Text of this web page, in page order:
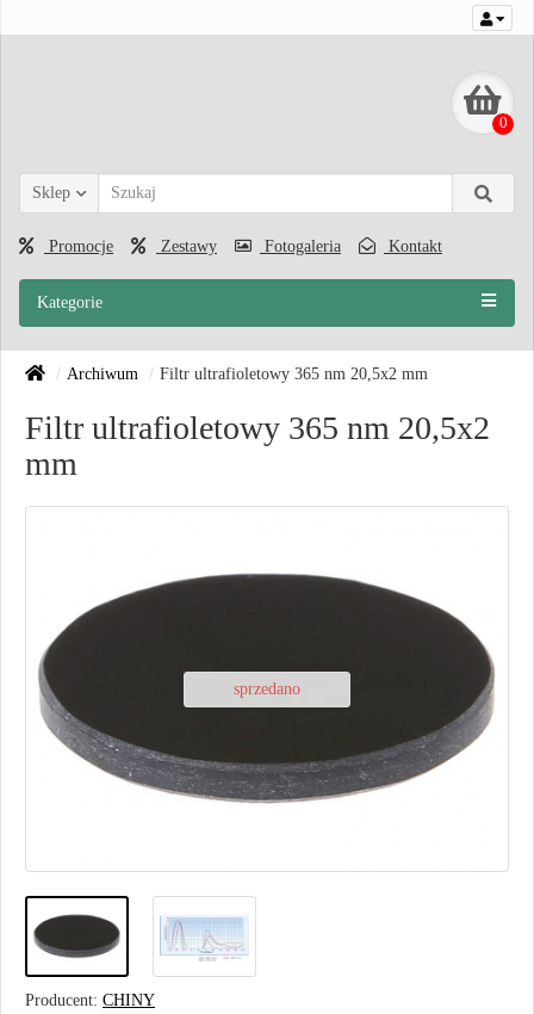
0
Sklep
Promocje Zestawy Fotogaleria Kontakt
Kategorie
Archiwum Filtr ultrafioletowy 365 nm 20,5x2 mm
Filtr ultrafioletowy 365 nm 20,5x2
mm
sprzedano
Producent: CHINY